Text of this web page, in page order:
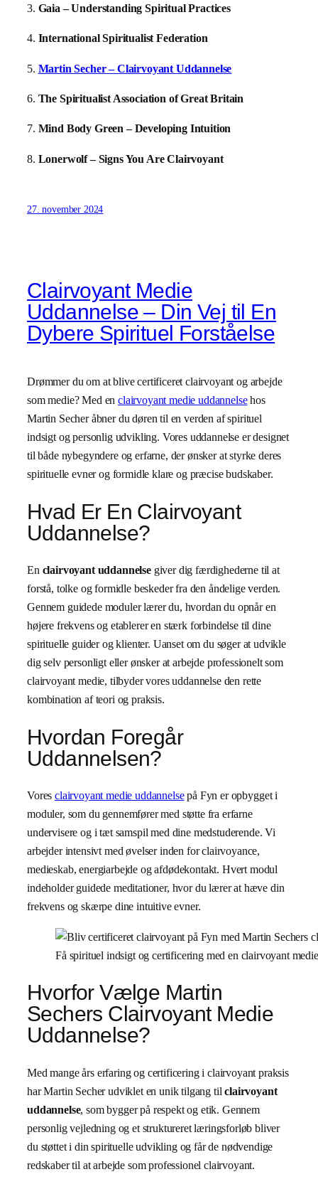
3. Gaia – Understanding Spiritual Practices
4. International Spiritualist Federation
5. Martin Secher – Clairvoyant Uddannelse
6. The Spiritualist Association of Great Britain
7. Mind Body Green – Developing Intuition
8. Lonerwolf – Signs You Are Clairvoyant
27. november 2024
Clairvoyant Medie
Uddannelse – Din Vej til En
Dybere Spirituel Forståelse
Drømmer du om at blive certificeret clairvoyant og arbejde
som medie? Med enclairvoyant medie uddannelsehos
Martin Secher åbner du døren til en verden af spirituel
indsigt og personlig udvikling. Vores uddannelse er designet
til både nybegyndere og erfarne, der ønsker at styrke deres
spirituelle evner og formidle klare og præcise budskaber.
Hvad Er En Clairvoyant
Uddannelse?
En clairvoyant uddannelsegiver dig færdighederne til at
forstå, tolke og formidle beskeder fra den åndelige verden.
Gennem guidede moduler lærer du, hvordan du opnår en
højere frekvens og etablerer en stærk forbindelse til dine
spirituelle guider og klienter. Uanset om du søger at udvikle
dig selv personligt eller ønsker at arbejde professionelt som
clairvoyant medie, tilbyder vores uddannelse den rette
kombination af teori og praksis.
Hvordan Foregår
Uddannelsen?
Voresclairvoyant medie uddannelsepå Fyn er opbygget i
moduler, som du gennemfører med støtte fra erfarne
undervisere og i tæt samspil med dine medstuderende. Vi
arbejder intensivt med øvelser inden for clairvoyance,
medieskab, energiarbejde og afdødekontakt. Hvert modul
indeholder guidede meditationer, hvor du lærer at hæve din
frekvens og skærpe dine intuitive evner.
Få spirituel indsigt og certificering med en clairvoyant
Hvorfor Vælge Martin
Sechers Clairvoyant Medie
Uddannelse?
Med mange års erfaring og certificering i clairvoyant praksis
har Martin Secher udviklet en unik tilgang tilclairvoyant
uddannelse, som bygger på respekt og etik. Gennem
personlig vejledning og et struktureret læringsforløb bliver
du støttet i din spirituelle udvikling og får de nødvendige
redskaber til at arbejde som professionel clairvoyant.